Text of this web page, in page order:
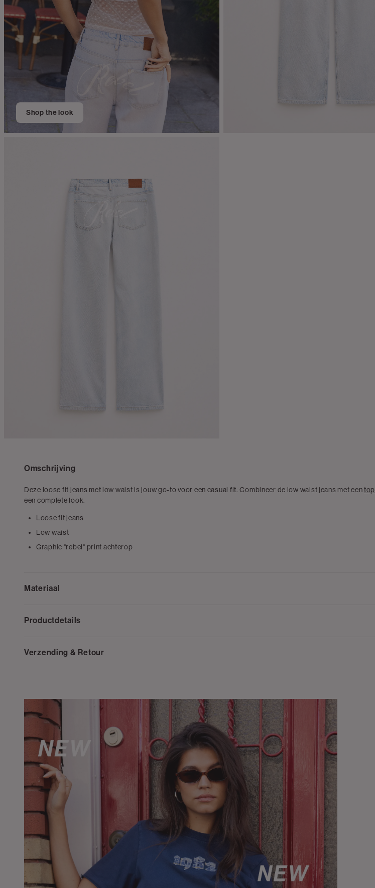
Shop the look
Omschrijving
Deze loose fit jeans met low waist is jouw go-to voor een casual fit. Combineer de low waist jeans met eentop
een complete look.
Loose fit jeans
Low waist
Graphic "rebel" print achterop
Materiaal
Productdetails
Verzending & Retour